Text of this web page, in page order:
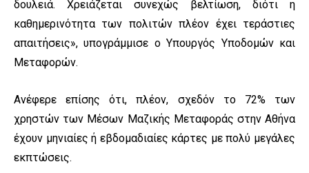
δουλειά. Χρειάζεται συνεχώς βελτίωση, διότι η
καθημερινότητα των πολιτών πλέον έχει τεράστιες
απαιτήσεις», υπογράμμισε ο Υπουργός Υποδομών και
Μεταφορών.
Ανέφερε επίσης ότι, πλέον, σχεδόν το 72% των
χρηστών των Μέσων Μαζικής Μεταφοράς στην Αθήνα
έχουν μηνιαίες ή εβδομαδιαίες κάρτες με πολύ μεγάλες
εκπτώσεις.